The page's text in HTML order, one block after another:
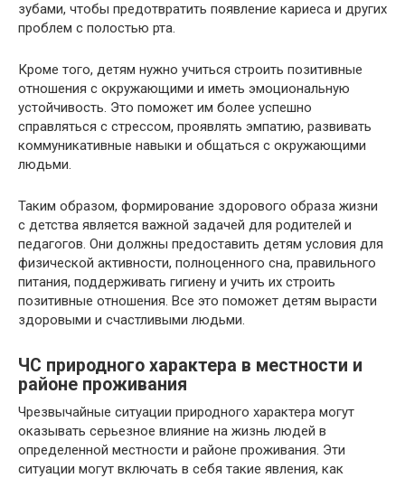
зубами, чтобы предотвратить появление кариеса и других
проблем с полостью рта.
Кроме того, детям нужно учиться строить позитивные
отношения с окружающими и иметь эмоциональную
устойчивость. Это поможет им более успешно
справляться с стрессом, проявлять эмпатию, развивать
коммуникативные навыки и общаться с окружающими
людьми.
Таким образом, формирование здорового образа жизни
с детства является важной задачей для родителей и
педагогов. Они должны предоставить детям условия для
физической активности, полноценного сна, правильного
питания, поддерживать гигиену и учить их строить
позитивные отношения. Все это поможет детям вырасти
здоровыми и счастливыми людьми.
ЧС природного характера в местности и
районе проживания
Чрезвычайные ситуации природного характера могут
оказывать серьезное влияние на жизнь людей в
определенной местности и районе проживания. Эти
ситуации могут включать в себя такие явления, как